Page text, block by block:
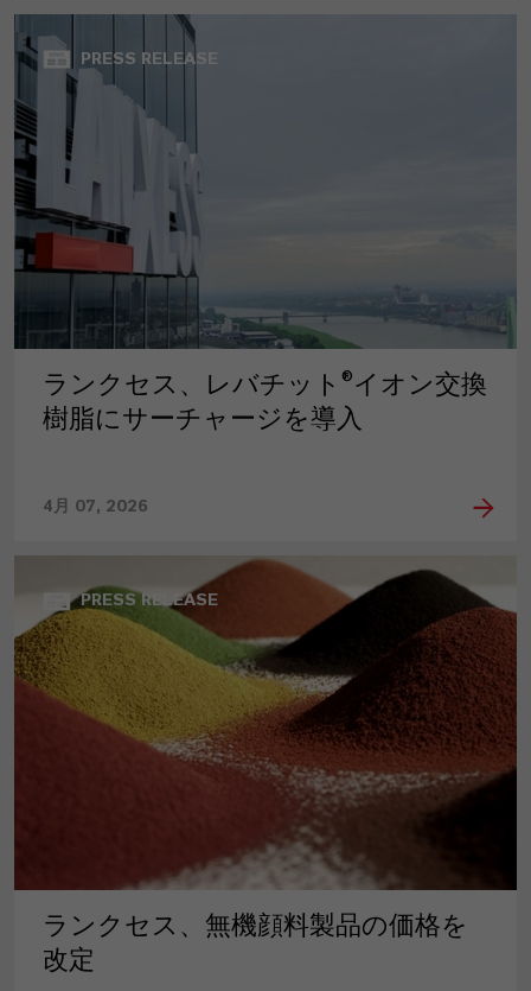
PRESS RELEASE
ランクセス、レバチット®イオン交換
樹脂にサーチャージを導入
4月 07, 2026
PRESS RELEASE
ランクセス、無機顔料製品の価格を
改定